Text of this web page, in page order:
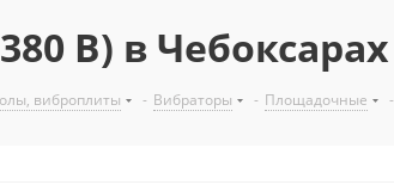
В) в Чебоксарах
виброплиты - Вибраторы - Площадочные -